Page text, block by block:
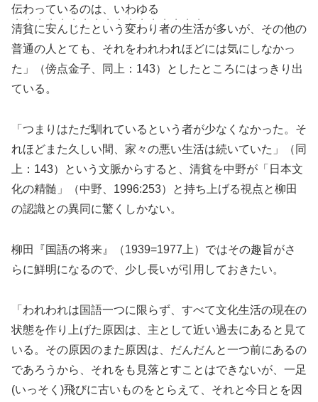
伝わっているのは、いわゆる
清貧に安んじたという変わり者の生活
・・・・・・・・・・・・・・・・・
が多いが、その他の
普通の人とても、それをわれわれほどには気にしなかっ
た」（傍点金子、同上：143）としたところにはっきり出
ている。
「つまりはただ馴れているという者が少なくなかった。そ
れほどまた久しい間、家々の悪い生活は続いていた」（同
上：143）という文脈からすると、清貧を中野が「日本文
化の精髄」（中野、1996:253）と持ち上げる視点と柳田
の認識との異同に驚くしかない。
柳田『国語の将来』（1939=1977上）ではその趣旨がさ
らに鮮明になるので、少し長いが引用しておきたい。
「われわれは国語一つに限らず、すべて文化生活の現在の
状態を作り上げた原因は、主として近い過去にあると見て
いる。その原因のまた原因は、だんだんと一つ前にあるの
であろうから、それをも見落とすことはできないが、一足
(いっそく)飛びに古いものをとらえて、それと今日とを因